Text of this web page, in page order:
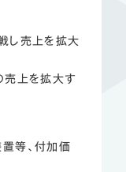
し売上を拡大
売上を拡大す
等、付加価